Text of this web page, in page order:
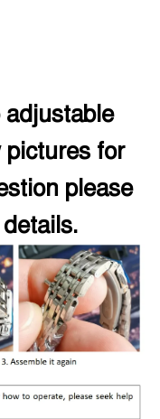
pictures for
please